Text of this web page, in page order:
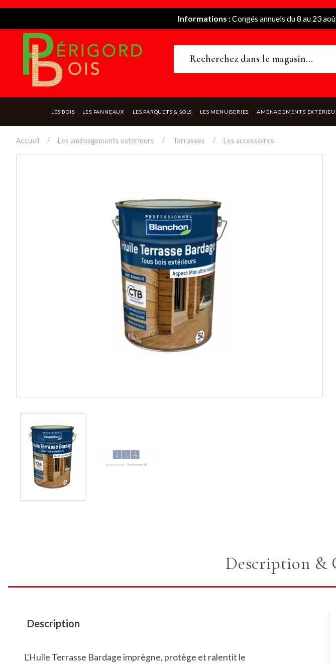
Informations :Congés annuels du 8 au 23
LES BOIS LES PANNEAUX LES PARQUETS & SOLS LES MENUISERIES AMÉNAGEMENTS
Accueil Les aménagements extérieurs Terrasses Les accessoires
Description &
Description
L'Huile Terrasse Bardage imprègne, protège et ralentit le